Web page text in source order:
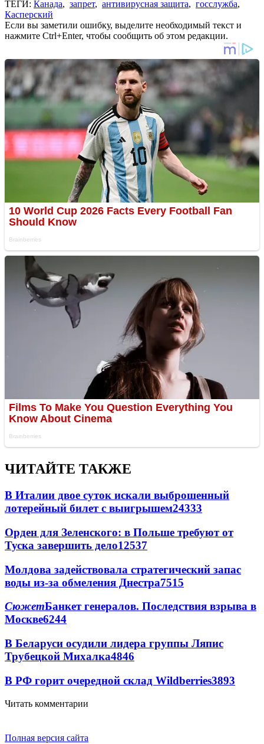
ТЕГИ: Канада, запрет, антивирусная защита, госслужба,
Касперский
Если вы заметили ошибку, выделите необходимый текст и
нажмите Ctrl+Enter, чтобы сообщить об этом редакции.
ЧИТАЙТЕ ТАКЖЕ
В Италии двое суток искали выброшенный
лотерейный билет с выигрышем24333
Орден для Зеленского: в Польше требуют от
Туска завершить дело12537
Молдова задействовала стратегический запас
воды из-за обмеления Днестра7515
СюжетБанкет генералов. Последствия взрыва в
Москве6244
В Беларуси осудили лидера группы Ляпис
Трубецкой Михалка4846
В РФ горит очередной склад Wildberries3893
Читать комментарии
Полная версия сайта